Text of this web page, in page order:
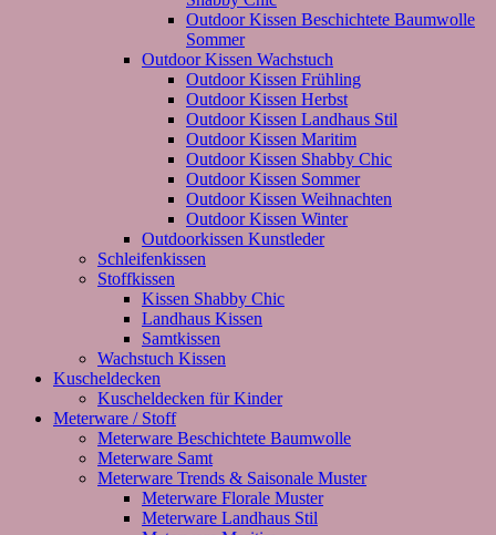
Outdoor Kissen Beschichtete Baumwolle
Sommer
Outdoor Kissen Wachstuch
Outdoor Kissen Frühling
Outdoor Kissen Herbst
Outdoor Kissen Landhaus Stil
Outdoor Kissen Maritim
Outdoor Kissen Shabby Chic
Outdoor Kissen Sommer
Outdoor Kissen Weihnachten
Outdoor Kissen Winter
Outdoorkissen Kunstleder
Schleifenkissen
Stoffkissen
Kissen Shabby Chic
Landhaus Kissen
Samtkissen
Wachstuch Kissen
Kuscheldecken
Kuscheldecken für Kinder
Meterware / Stoff
Meterware Beschichtete Baumwolle
Meterware Samt
Meterware Trends & Saisonale Muster
Meterware Florale Muster
Meterware Landhaus Stil